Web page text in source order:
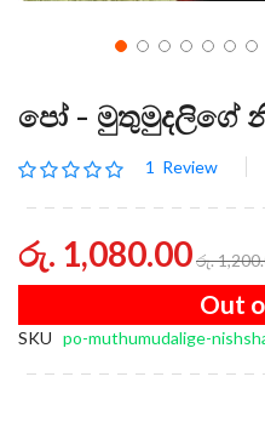
පෝ - මුතුමුදලිගේ
Rating:
1 Review
රු. 1,080.00රු.
Out
SKU po-muthumudalige-